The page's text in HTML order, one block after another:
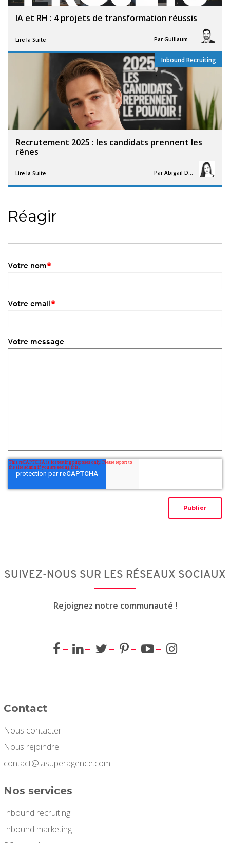
IA et RH : 4 projets de transformation réussis
Lire la Suite Par Guillaume Vigneron
Recrutement 2025 : les candidats prennent les
rênes
Lire la Suite Par Abigail Davies
Inbound Recruiting
,
Réagir
Votre nom*
Votre email*
Votre message
SUIVEZ-NOUS SUR LES RÉSEAUX SOCIAUX
Rejoignez notre communauté !
Contact
Nous contacter
Nous rejoindre
contact@lasuperagence.com
Nos services
Inbound recruiting
Inbound marketing